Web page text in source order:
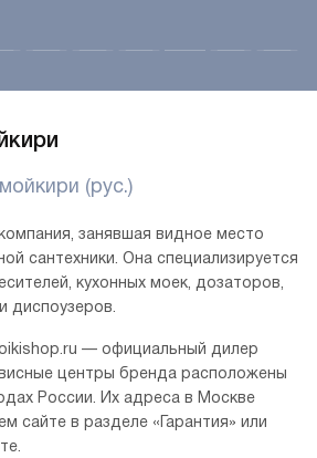
(рус.)
занявшая видное место
сантехники. Она специализируется
кухонных моек, дозаторов,
диспоузеров.
— официальный дилер
центры бренда расположены
России. Их адреса в Москве
сайте в разделе «Гарантия» или